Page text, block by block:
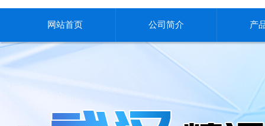
网站首页 公司简介 产